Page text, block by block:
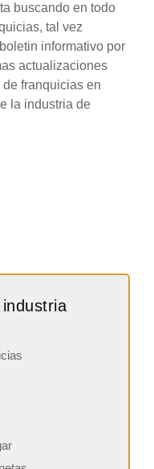
buscando en todo
tal vez
informativo por
actualizaciones
franquicias en
la industria de